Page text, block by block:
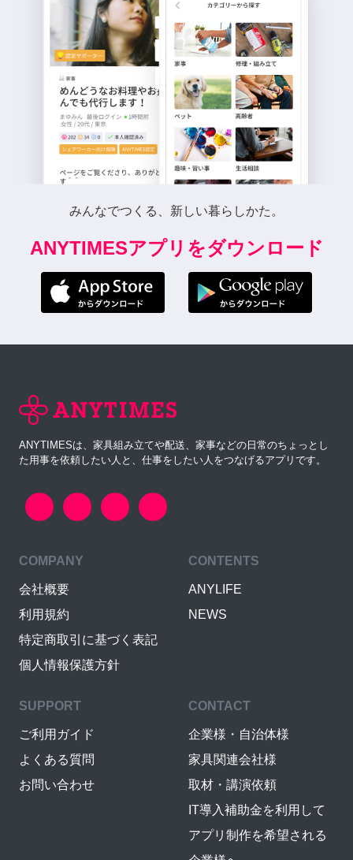
みんなでつくる、新しい暮らしかた。
ANYTIMESアプリをダウンロード
ANYTIMESは、家具組み立てや配送、家事などの日常のちょっとし
た用事を依頼したい人と、仕事をしたい人をつなげるアプリです。
COMPANY
会社概要
利用規約
特定商取引に基づく表記
個人情報保護方針
CONTENTS
ANYLIFE
NEWS
SUPPORT
ご利用ガイド
よくある質問
お問い合わせ
CONTACT
企業様・自治体様
家具関連会社様
取材・講演依頼
IT導入補助金を利用して
アプリ制作を希望される